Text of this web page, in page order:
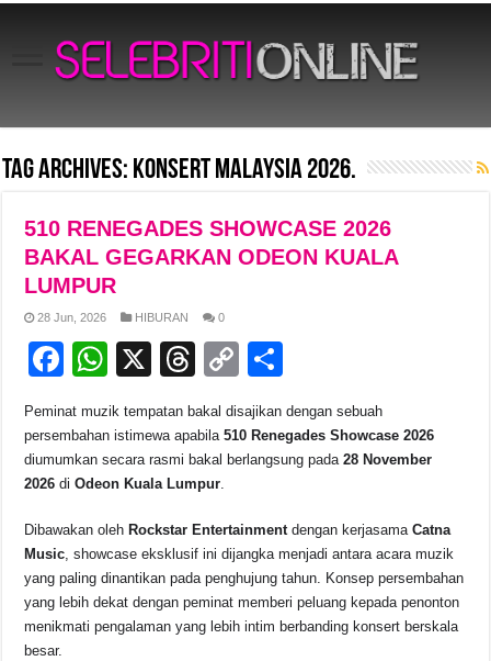
Tag Archives: Konsert Malaysia 2026.
510 RENEGADES SHOWCASE 2026
BAKAL GEGARKAN ODEON KUALA
LUMPUR
28 Jun, 2026 HIBURAN 0
F
c
e
b
o
o
k
W
at
s
A
p
p
X
T
e
a
d
s
C
p
y
n
k
ar
e
Peminat muzik tempatan bakal disajikan dengan sebuah
persembahan istimewa apabila510 Renegades Showcase 2026
diumumkan secara rasmi bakal berlangsung pada28 November
2026 diOdeon Kuala Lumpur.
Dibawakan oleh Rockstar Entertainmentdengan kerjasamaCatna
Music, showcase eksklusif ini dijangka menjadi antara acara muzik
yang paling dinantikan pada penghujung tahun. Konsep persembahan
yang lebih dekat dengan peminat memberi peluang kepada penonton
menikmati pengalaman yang lebih intim berbanding konsert berskala
besar.